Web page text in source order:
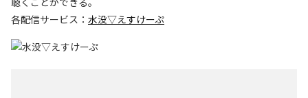
各配信サービス： 水没▽えすけーぷ